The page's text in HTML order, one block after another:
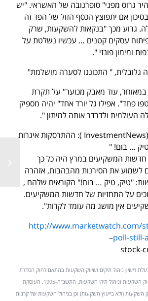
גרוס מפני" סופרנובה של האשראי. "יש
בסיכון אם יתפוצץ הכסף הזול של הפד זה
גרוע מכך "בנקאות להשקעות, שרק
עסקים קטנים … עכשיו נשלטת על
ומימון פונזי ".
גלובלית, " התכוננו לסערה מושלמת"
במאוחר, עוד מאבק מכוער" על תקרת
פחד". אפילו גל יורד אחד" יהיה מספיק
העולמית ולדרדר אותה למיתון ".
חדשות המשקיעים(InvestmentNews ): ההתרסקות איגרות
… בום! "
המשקיעים במרץ היה כל כך
לשמוע את הסירנות מהבהבות, אזהרה
"טיק, טיק … בום!" הקוראים שלהם ,
סומכים על התחזיות של חדשות המשקיעים.
אין מושג מה עומד לקרות".
http://www.marketwatch.com/
poll-still-
–
stock-
בעלת רישיון ניהול תיקים ושיווק השקעות בהתאם לחוק הסדרת
העיסוק בייעוץ השקעות, שיווק השקעות וניהול תיקי השקעות, התשנ"ה-1995, העוסקת
השקעות (ולא בייעוץ השקעות) וכן בניהול השקעות של קרנות